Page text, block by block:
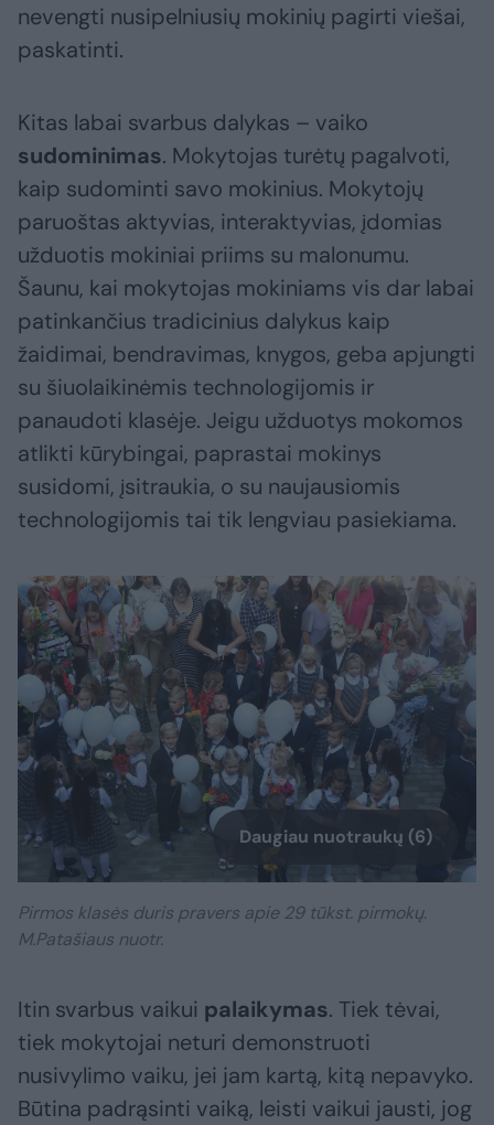
nevengti nusipelniusių mokinių pagirti viešai,
paskatinti.
Kitas labai svarbus dalykas – vaiko
sudominimas. Mokytojas turėtų pagalvoti,
kaip sudominti savo mokinius. Mokytojų
paruoštas aktyvias, interaktyvias, įdomias
užduotis mokiniai priims su malonumu.
Šaunu, kai mokytojas mokiniams vis dar labai
patinkančius tradicinius dalykus kaip
žaidimai, bendravimas, knygos, geba apjungti
su šiuolaikinėmis technologijomis ir
panaudoti klasėje. Jeigu užduotys mokomos
atlikti kūrybingai, paprastai mokinys
susidomi, įsitraukia, o su naujausiomis
technologijomis tai tik lengviau pasiekiama.
Daugiau nuotraukų (6)
Pirmos klasės duris pravers apie 29 tūkst. pirmokų.
M.Patašiaus nuotr.
Itin svarbus vaikui palaikymas. Tiek tėvai,
tiek mokytojai neturi demonstruoti
nusivylimo vaiku, jei jam kartą, kitą nepavyko.
Būtina padrąsinti vaiką, leisti vaikui jausti, jog